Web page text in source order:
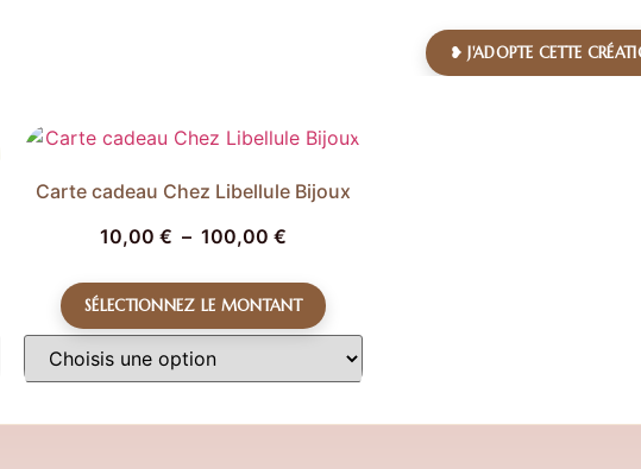
❥ J'ADOPTE CETTE
Carte cadeau Chez Libellule Bijoux
10,00 € – 100,00 €
SÉLECTIONNEZ LE MONTANT